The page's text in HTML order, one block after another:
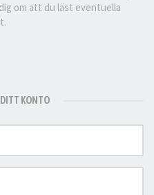
om att du läst eventuella
KONTO